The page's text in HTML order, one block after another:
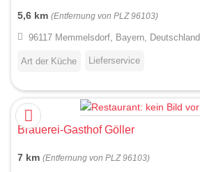
5,6 km (Entfernung von PLZ 96103)
96117 Memmelsdorf, Bayern, Deutschland
Art der Küche Lieferservice
Brauerei-Gasthof Göller
7 km (Entfernung von PLZ 96103)